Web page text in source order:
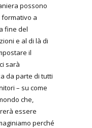
possono
a
fine del
e al di là di
il
sarà
da parte di tutti
– su come
che,
essere
perché